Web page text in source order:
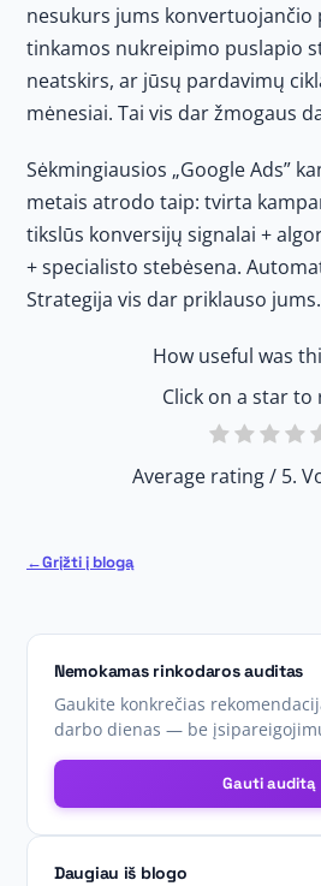
nesukurs jums konvertuojančio
tinkamos nukreipimo puslapio
neatskirs, ar jūsų pardavimų
mėnesiai. Tai vis dar žmogaus
Sėkmingiausios „Google Ads”
metais atrodo taip: tvirta
tikslūs konversijų signalai +
+ specialisto stebėsena.
Strategija vis dar priklauso jums.
How useful was
Click on a star to
Average rating/ 5.
Grįžti į blogą
Nemokamas rinkodaros auditas
Gaukite konkrečias
darbo dienas — be
Gauti auditą
Daugiau iš blogo